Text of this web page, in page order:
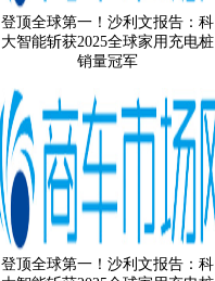
登顶全球第一！沙利文报告：科
大智能斩获2025全球家用充电桩
销量冠军
登顶全球第一！沙利文报告：科